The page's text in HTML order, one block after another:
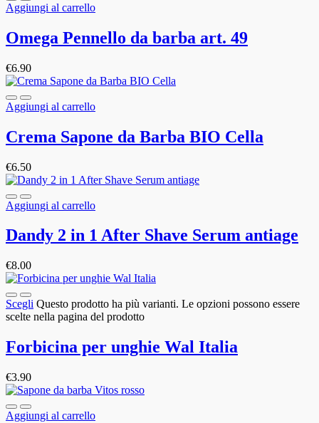
Aggiungi al carrello
Omega Pennello da barba art. 49
€6.90
Aggiungi al carrello
Crema Sapone da Barba BIO Cella
€6.50
Aggiungi al carrello
Dandy 2 in 1 After Shave Serum antiage
€8.00
Scegli Questo prodotto ha più varianti. Le opzioni possono essere
scelte nella pagina del prodotto
Forbicina per unghie Wal Italia
€3.90
Aggiungi al carrello